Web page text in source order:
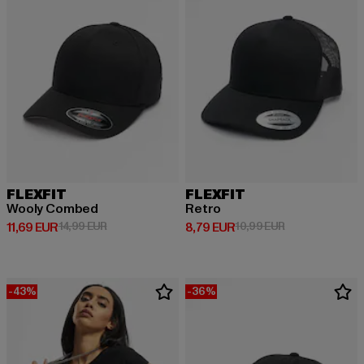
FLEXFIT
Wooly Combed
11,69 EUR
Derzeitiger Preis: 11,69 EUR
14,99 EURAktionspreis: 14,99 EUR
FLEXFIT
Retro
8,79 EUR
Derzeitiger Preis: 8,79 EUR
10,99 EURAktionspreis:
-43% -36%